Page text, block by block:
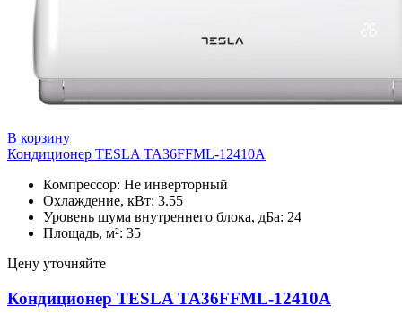
В корзину
Кондиционер TESLA TA36FFML-12410A
Компрессор: Не инверторный
Охлаждение, кВт: 3.55
Уровень шума внутреннего блока, дБа: 24
Площадь, м²: 35
Цену уточняйте
Кондиционер TESLA TA36FFML-12410A